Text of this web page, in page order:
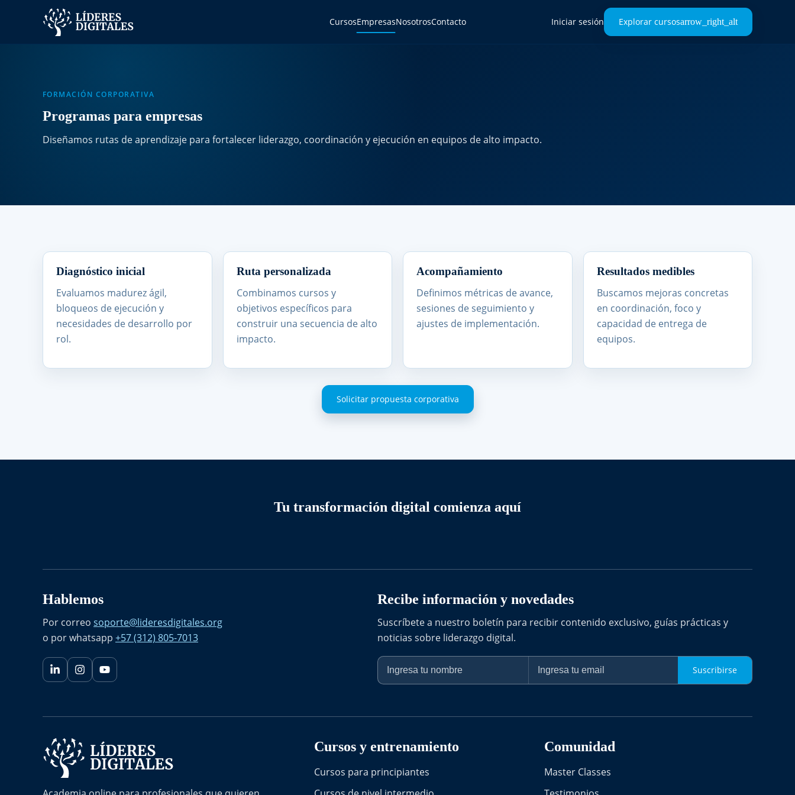
CursosEmpresasNosotrosContacto Iniciar sesión Explorar cursos
FORMACIÓN CORPORATIVA
Programas para empresas
Diseñamos rutas de aprendizaje para fortalecer liderazgo, coordinación y ejecución en equipos de alto impacto.
Diagnóstico inicial
Evaluamos madurez ágil,
bloqueos de ejecución y
necesidades de desarrollo por
rol.
Ruta personalizada
Combinamos cursos y
objetivos específicos para
construir una secuencia de alto
impacto.
Acompañamiento
Definimos métricas de avance,
sesiones de seguimiento y
ajustes de implementación.
Resultados medibles
Buscamos mejoras concretas
en coordinación, foco y
capacidad de entrega de
equipos.
Solicitar propuesta corporativa
Tu transformación digital comienza aquí
Hablemos
Por correo soporte@lideresdigitales.org
o por whatsapp +57 (312) 805-7013
Recibe información y novedades
Suscríbete a nuestro boletín para recibir contenido exclusivo, guías prácticas y
noticias sobre liderazgo digital.
Suscribirse
Cursos y entrenamiento
Cursos para principiantes
Comunidad
Master Classes